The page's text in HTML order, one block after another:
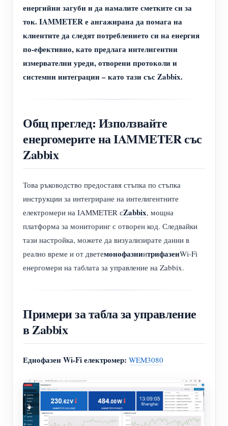
енергийни загуби и да намалите сметките си за
ток. IAMMETER е ангажирана да помага на
клиентите да следят потреблението си на енергия
по-ефективно, като предлага интелигентни
измервателни уреди, отворени протоколи и
системни интеграции – като тази със Zabbix.
Общ преглед: Използвайте
енергомерите на IAMMETER със
Zabbix
Това ръководство предоставя стъпка по стъпка
инструкции за интегриране на интелигентните
електромери на IAMMETER сZabbix, мощна
платформа за мониторинг с отворен код. Следвайки
тази настройка, можете да визуализирате данни в
реално време и от дветемонофазниитрифазенWi-Fi
енергомери на таблата за управление на Zabbix.
Примери за табла за управление
в Zabbix
Еднофазен Wi-Fi електромер: WEM3080